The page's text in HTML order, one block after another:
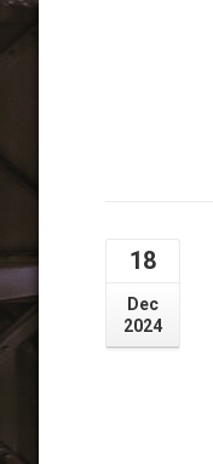
18
Dec
2024